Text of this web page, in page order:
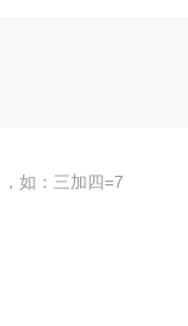
如：三加四=7